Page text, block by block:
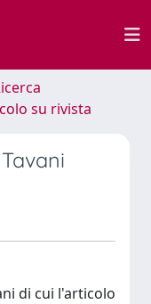
su rivista
di cui l'articolo